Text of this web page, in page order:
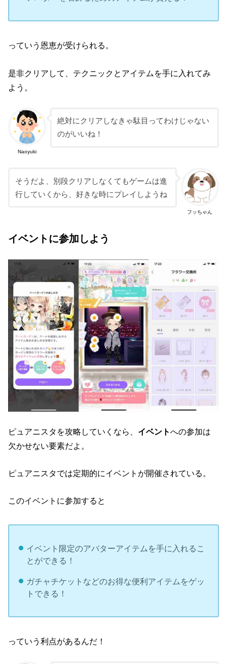
っていう恩恵が受けられる。
是非クリアして、テクニックとアイテムを手に入れてみ
よう。
Naoyuki
絶対にクリアしなきゃ駄目ってわけじゃない
のがいいね！
フッちゃん
そうだよ、別段クリアしなくてもゲームは進
行していくから、好きな時にプレイしようね
イベントに参加しよう
ピュアニスタを攻略していくなら、 イベントへの参加は
欠かせない要素だよ。
ピュアニスタでは定期的にイベントが開催されている。
このイベントに参加すると
イベント限定のアバターアイテムを手に入れるこ
とができる！
ガチャチケットなどのお得な便利アイテムをゲッ
トできる！
っていう利点があるんだ！